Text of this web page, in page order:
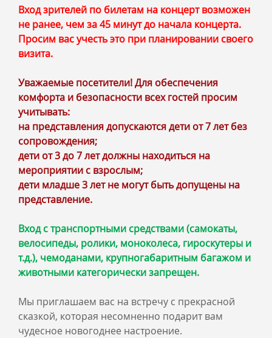
Вход зрителей по билетам на концерт возможен
не ранее, чем за 45 минут до начала концерта.
Просим вас учесть это при планировании своего
визита.
Уважаемые посетители! Для обеспечения
комфорта и безопасности всех гостей просим
учитывать:
на представления допускаются дети от 7 лет без
сопровождения;
дети от 3 до 7 лет должны находиться на
мероприятии с взрослым;
дети младше 3 лет не могут быть допущены на
представление.
Вход с транспортными средствами (самокаты,
велосипеды, ролики, моноколеса, гироскутеры и
т.д.), чемоданами, крупногабаритным багажом и
животными категорически запрещен.
Мы приглашаем вас на встречу с прекрасной
сказкой, которая несомненно подарит вам
чудесное новогоднее настроение.